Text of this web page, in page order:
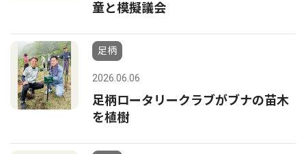
童と模擬議会
足柄
2026.06.06
足柄ロータリークラブがブナの苗木
を植樹